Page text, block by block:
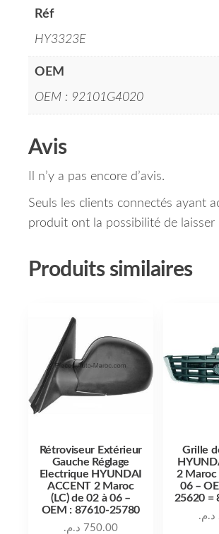
Réf
HY3323E
OEM
OEM : 92101G4020
Avis
Il n’y a pas encore d’avis.
Seuls les clients connectés ayant
produit ont la possibilité de laisser
Produits similaires
Rétroviseur Extérieur
Gauche Réglage
Electrique HYUNDAI
ACCENT 2 Maroc
(LC) de 02 à 06 –
OEM : 87610-25780
750.00 د.م.
Grille
2 Maroc
06 –
25620 =
د.م.